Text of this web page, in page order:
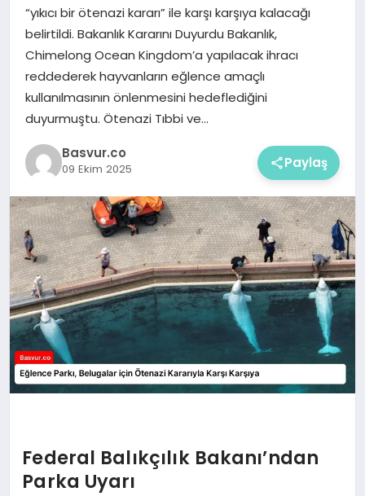
“yıkıcı bir ötenazi kararı” ile karşı karşıya kalacağı
belirtildi. Bakanlık Kararını Duyurdu Bakanlık,
Chimelong Ocean Kingdom’a yapılacak ihracı
reddederek hayvanların eğlence amaçlı
kullanılmasının önlenmesini hedeflediğini
duyurmuştu. Ötenazi Tıbbi ve…
Basvur.co
09 Ekim 2025 Paylaş
Federal Balıkçılık Bakanı’ndan
Parka Uyarı